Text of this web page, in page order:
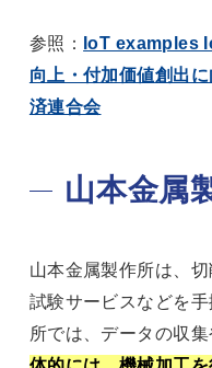
参照： IoT examples
向上・付加価値創出
済連合会
山本金属
山本金属製作所は、
試験サービスなどを
所では、データの収